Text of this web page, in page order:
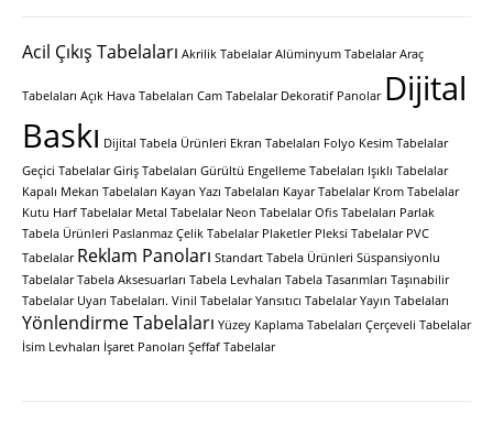
Acil Çıkış Tabelaları Akrilik Tabelalar Alüminyum Tabelalar Araç
Tabelaları Açık Hava Tabelaları Cam Tabelalar Dekoratif Panolar Dijital
Baskı Dijital Tabela Ürünleri Ekran Tabelaları Folyo Kesim Tabelalar
Geçici Tabelalar Giriş Tabelaları Gürültü Engelleme Tabelaları Işıklı Tabelalar
Kapalı Mekan Tabelaları Kayan Yazı Tabelaları Kayar Tabelalar Krom Tabelalar
Kutu Harf Tabelalar Metal Tabelalar Neon Tabelalar Ofis Tabelaları Parlak
Tabela Ürünleri Paslanmaz Çelik Tabelalar Plaketler Pleksi Tabelalar PVC
Tabelalar Reklam Panoları Standart Tabela Ürünleri Süspansiyonlu
Tabelalar Tabela Aksesuarları Tabela Levhaları Tabela Tasarımları Taşınabilir
Tabelalar Uyarı Tabelaları. Vinil Tabelalar Yansıtıcı Tabelalar Yayın Tabelaları
Yönlendirme Tabelaları Yüzey Kaplama Tabelaları Çerçeveli Tabelalar
İsim Levhaları İşaret Panoları Şeffaf Tabelalar